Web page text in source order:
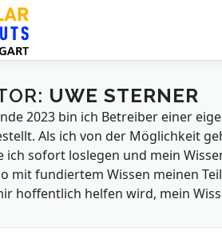
UWE STERNER
2023 bin ich Betreiber einer
Als ich von der Möglichkeit
ich sofort loslegen und mein
mit fundiertem Wissen meinen
hoffentlich helfen wird, mein